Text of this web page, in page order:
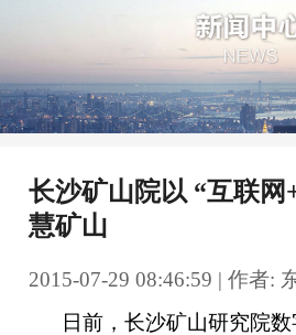
长沙矿山院以 “互联网
慧矿山
2015-07-29 08:46:59 | 作者:
日前，长沙矿山研究院数